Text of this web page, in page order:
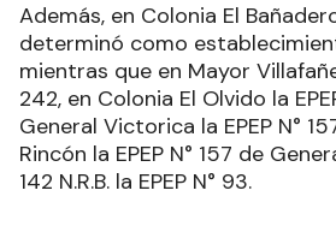
Además, en Colonia El
determinó como
mientras que en Mayor
242, en Colonia El Olvido la
General Victorica la EPEP N°
Rincón la EPEP N° 157 de
142 N.R.B. la EPEP N° 93.